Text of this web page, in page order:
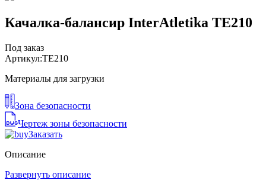
Качалка-балансир InterAtletika TE210
Под заказ
Артикул:TE210
Материалы для загрузки
Зона безопасности
Чертеж зоны безопасности
Заказать
Описание
Развернуть описание